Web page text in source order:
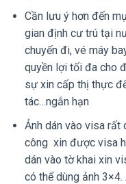
Cần lưu ý hơn đến
gian định cư trú tại
chuyến đi, vé máy
quyền lợi tối đa cho
sự xin cấp thị thực
tác…ngắn hạn
Ảnh dán vào visa rất
công xin được visa
dán vào tờ khai xin
có thể dùng ảnh